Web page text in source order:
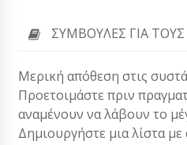
ΣΥΜΒΟΥΛΈΣ ΓΙΑ
Μερική απόθεση στις
Προετοιμάστε πριν
αναμένουν να λάβουν το
Δημιουργήστε μια λίστα